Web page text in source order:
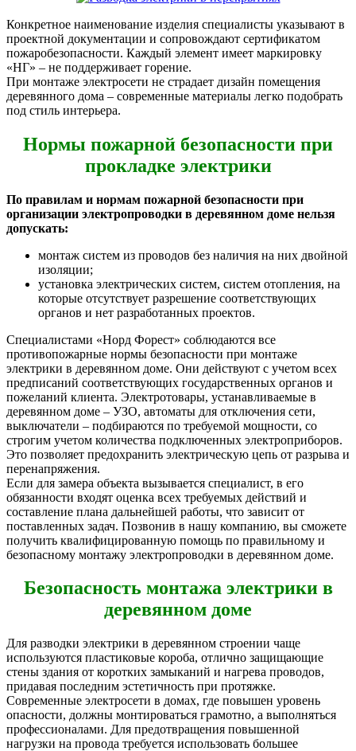
Конкретное наименование изделия специалисты указывают в
проектной документации и сопровождают сертификатом
пожаробезопасности. Каждый элемент имеет маркировку
«НГ» – не поддерживает горение.
При монтаже электросети не страдает дизайн помещения
деревянного дома – современные материалы легко подобрать
под стиль интерьера.
Нормы пожарной безопасности при
прокладке электрики
По правилам и нормам пожарной безопасности при
организации электропроводки в деревянном доме нельзя
допускать:
монтаж систем из проводов без наличия на них двойной
изоляции;
установка электрических систем, систем отопления, на
которые отсутствует разрешение соответствующих
органов и нет разработанных проектов.
Специалистами «Норд Форест» соблюдаются все
противопожарные нормы безопасности при монтаже
электрики в деревянном доме. Они действуют с учетом всех
предписаний соответствующих государственных органов и
пожеланий клиента. Электротовары, устанавливаемые в
деревянном доме – УЗО, автоматы для отключения сети,
выключатели – подбираются по требуемой мощности, со
строгим учетом количества подключенных электроприборов.
Это позволяет предохранить электрическую цепь от разрыва и
перенапряжения.
Если для замера объекта вызывается специалист, в его
обязанности входят оценка всех требуемых действий и
составление плана дальнейшей работы, что зависит от
поставленных задач. Позвонив в нашу компанию, вы сможете
получить квалифицированную помощь по правильному и
безопасному монтажу электропроводки в деревянном доме.
Безопасность монтажа электрики в
деревянном доме
Для разводки электрики в деревянном строении чаще
используются пластиковые короба, отлично защищающие
стены здания от коротких замыканий и нагрева проводов,
придавая последним эстетичность при протяжке.
Современные электросети в домах, где повышен уровень
опасности, должны монтироваться грамотно, а выполняться
профессионалами. Для предотвращения повышенной
нагрузки на провода требуется использовать большее